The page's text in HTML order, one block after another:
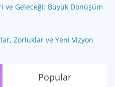
ve Geleceği: Büyük Dönüşüm
Zorluklar ve Yeni Vizyon
Popular